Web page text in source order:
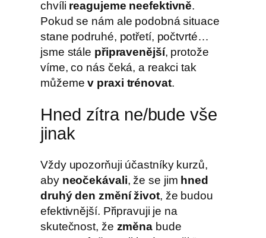
chvíli reagujeme neefektivně.
Pokud se nám ale podobná situace
stane podruhé, potřetí, počtvrté…
jsme stále připravenější, protože
víme, co nás čeká, a reakci tak
můžemev praxi trénovat.
Hned zítra ne/bude vše
jinak
Vždy upozorňuji účastníky kurzů,
aby neočekávali, že se jim hned
druhý den změní život, že budou
efektivnější. Připravuji je na
skutečnost, že změna bude